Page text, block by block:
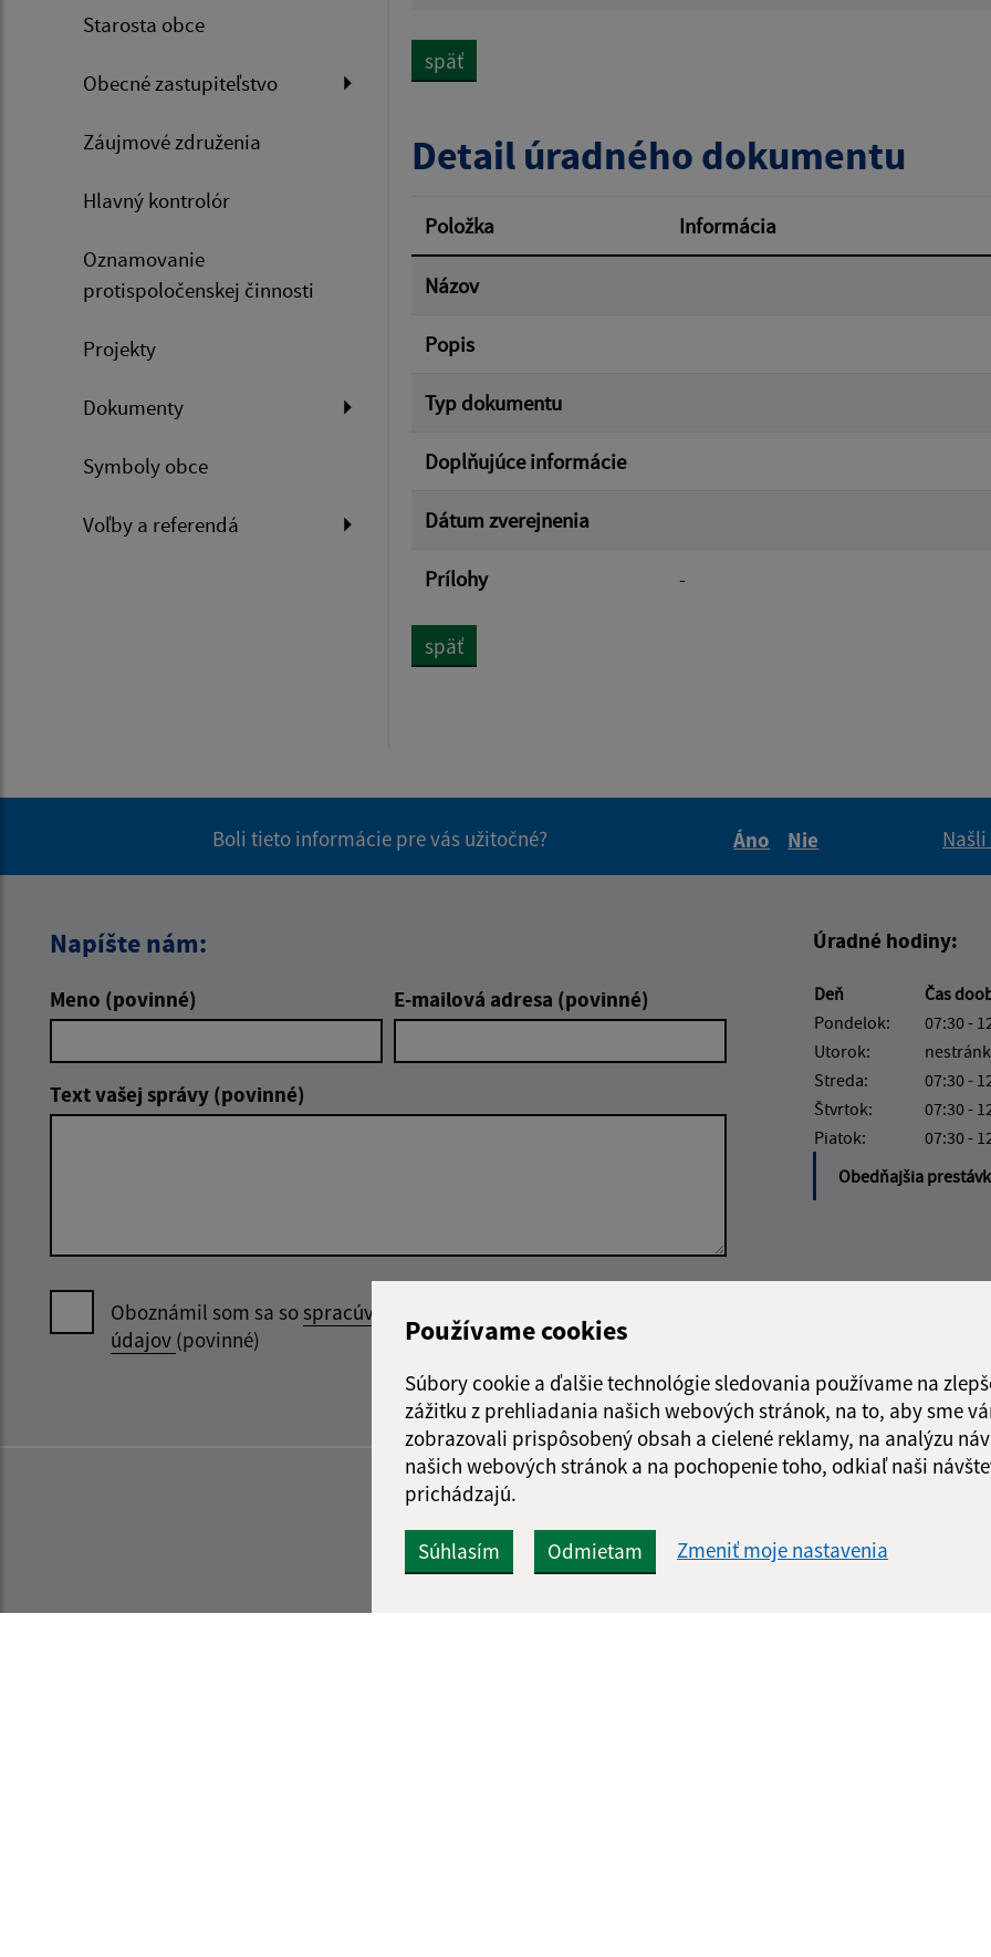
Používame cookies
Súbory cookie a ďalšie technológie sledovania používame na
zážitku z prehliadania našich webových stránok, na to, aby sme
zobrazovali prispôsobený obsah a cielené reklamy, na analýzu
našich webových stránok a na pochopenie toho, odkiaľ naši
prichádzajú.
Súhlasím Odmietam Zmeniť moje nastavenia
Starosta obce
Obecné zastupiteľstvo
Záujmové združenia
Hlavný kontrolór
Oznamovanie
protispoločenskej činnosti
Projekty
Dokumenty
Symboly obce
Voľby a referendá
Filtrovať
späť
Detail úradného dokumentu
Položka Informácia
Názov
Popis
Typ dokumentu
Doplňujúce informácie
Dátum zverejnenia
Prílohy -
späť
Boli tieto informácie pre vás užitočné?
Áno
Nie
Napíšte nám:
Meno (povinné) E-mailová adresa (povinné)
Text vašej správy (povinné)
Oboznámil som sa sospracúvaním osobných
údajov (povinné) správu
Úradné hodiny:
Deň Čas
Pondelok:
07:30 -
Utorok:
Streda:
07:30 -
Štvrtok:
07:30 -
Piatok:
07:30 -
Obedňajšia